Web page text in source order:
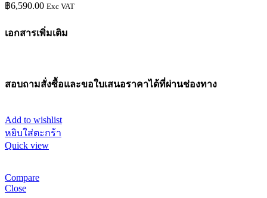
฿6,590.00 Exc VAT
เอกสารเพิ่มเติม
สอบถามสั่งซื้อและขอใบเสนอราคาได้ที่ผ่านช่องทาง
Add to wishlist
หยิบใส่ตะกร้า
Quick view
Compare
Close